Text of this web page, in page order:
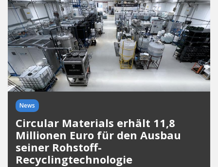
News
Circular Materials erhält 11,8
Millionen Euro für den Ausbau
seiner Rohstoff-
Recyclingtechnologie